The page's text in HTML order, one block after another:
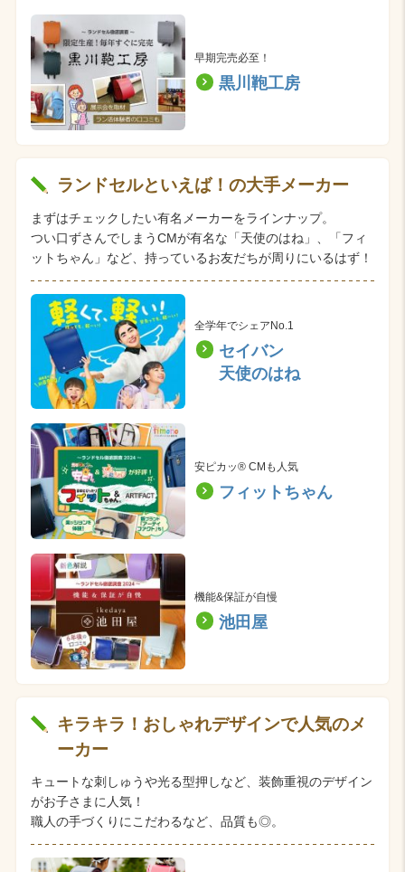
早期完売必至！
黒川鞄工房
ランドセルといえば！の大手メーカー
まずはチェックしたい有名メーカーをラインナップ。
つい口ずさんでしまうCMが有名な「天使のはね」、「フィ
ットちゃん」など、持っているお友だちが周りにいるはず！
全学年でシェアNo.1
セイバン
天使のはね
安ピカッ® CMも人気
フィットちゃん
機能&保証が自慢
池田屋
キラキラ！おしゃれデザインで人気のメ
ーカー
キュートな刺しゅうや光る型押しなど、装飾重視のデザイン
がお子さまに人気！
職人の手づくりにこだわるなど、品質も◎。